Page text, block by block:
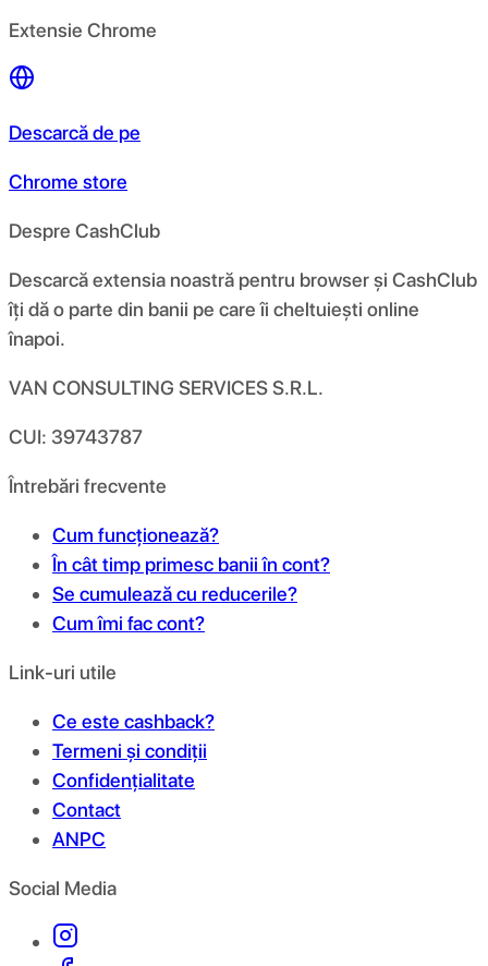
Extensie Chrome
Descarcă de pe
Chrome store
Despre CashClub
Descarcă extensia noastră pentru browser și CashClub
îți dă o parte din banii pe care îi cheltuiești online
înapoi.
VAN CONSULTING SERVICES S.R.L.
CUI: 39743787
Întrebări frecvente
Cum funcționează?
În cât timp primesc banii în cont?
Se cumulează cu reducerile?
Cum îmi fac cont?
Link-uri utile
Ce este cashback?
Termeni și condiții
Confidențialitate
Contact
ANPC
Social Media